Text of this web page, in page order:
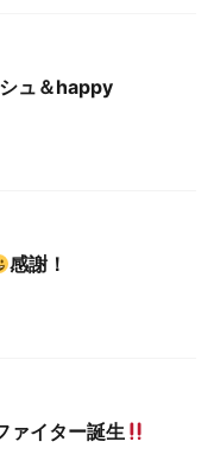
ュ＆happy
感謝！
ァイター誕生